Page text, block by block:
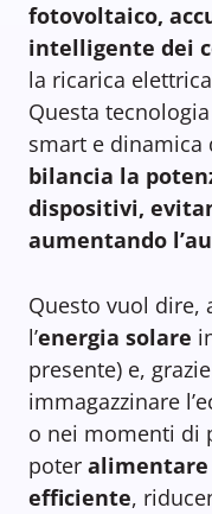
fotovoltaico,
intelligente dei
la ricarica
Questa
smart e dinamica
bilancia la
dispositivi,
aumentando
Questo vuol dire,
l’energia solare
presente) e,
immagazzinare
o nei momenti di
poter
efficiente,